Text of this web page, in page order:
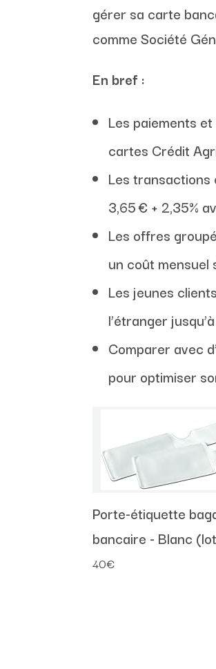
gérer sa carte
comme Société
En bref :
Les paiements
cartes Crédit
Les transactions
3,65 € + 2,35%
Les offres
un coût mensuel
Les jeunes
l’étranger
Comparer avec
pour optimiser
Porte-étiquette
bancaire - Blanc
40€